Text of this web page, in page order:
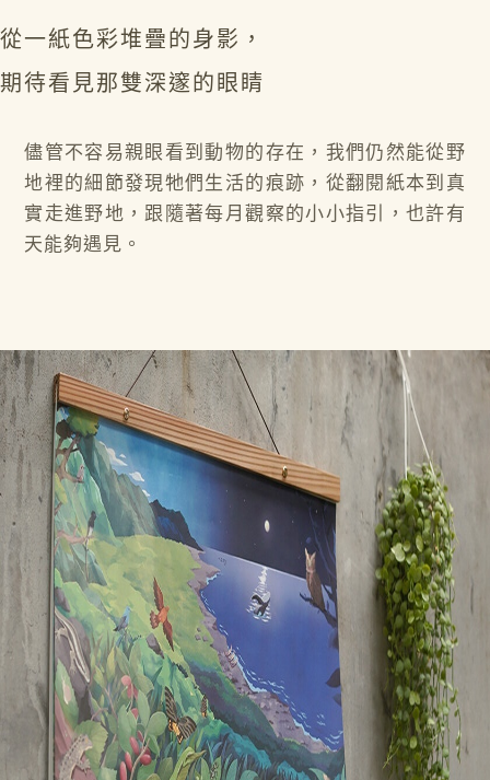
從一紙色彩堆疊的身影，
期待看見那雙深邃的眼睛
儘管不容易親眼看到動物的存在，我們仍然能從野
地裡的細節發現牠們生活的痕跡，從翻閱紙本到真
實走進野地，跟隨著每月觀察的小小指引，也許有
天能夠遇見。